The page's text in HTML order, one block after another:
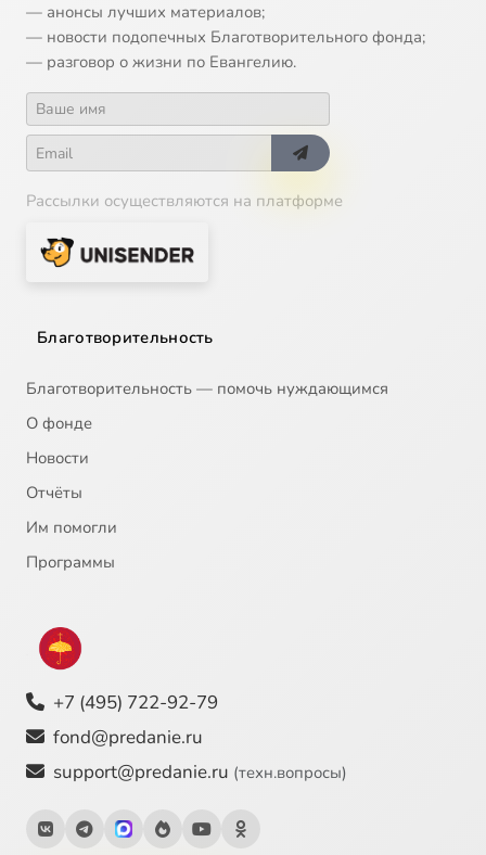
14 Фёдор Достоевский - Брак в Кане
15 Фёдор Достоевский - Бесы
Константин Романов - Царь Иудейский
17 Антонис ван Дейк - Неверие Фомы
18 Генрих Семирадский - Марфа и Мария
21
22
27 Ахматова - Лотова жена
28 Андрей Рублёв - Троица
— анонсы лучших материалов;
— новости подопечных Благотворительного фонда;
— разговор о жизни по Евангелию.
Рассылки осуществляются на платформе
Благотворительность
Благотворительность — помочь нуждающимся
О фонде
Новости
Отчёты
Им помогли
Программы
+7 (495) 722-92-79
fond@predanie.ru
support@predanie.ru (техн.вопросы)